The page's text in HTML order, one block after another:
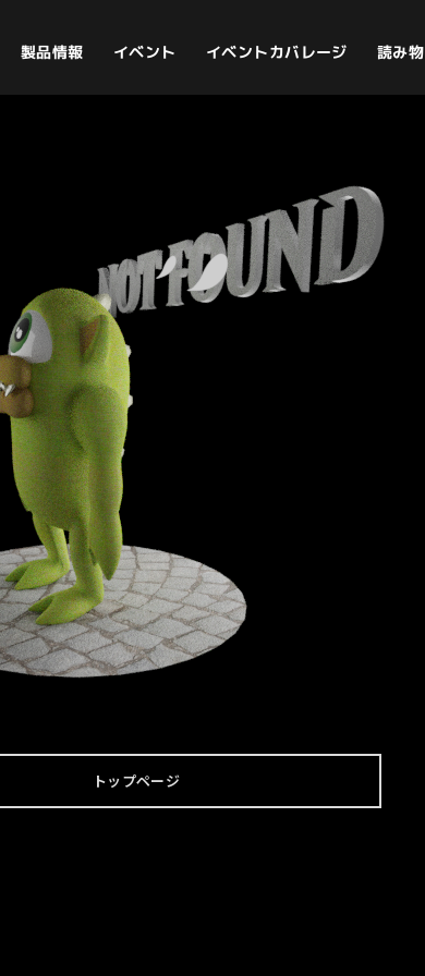
製品情報 イベント イベントカバレージ 読み物
トップページ